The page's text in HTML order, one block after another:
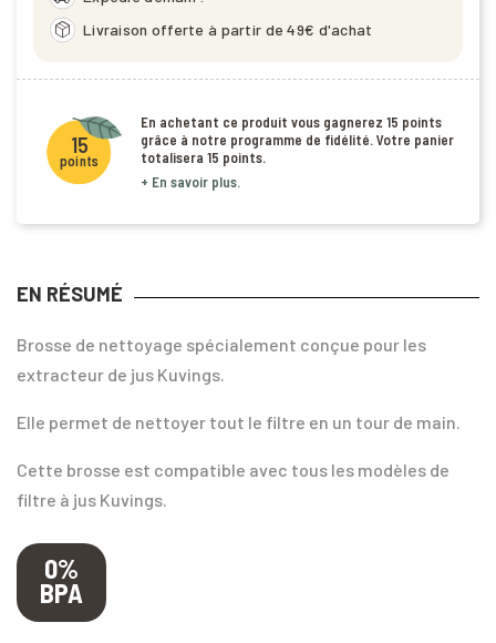
package_2 Livraison offerte à partir de 49€ d'achat
15
points
En achetant ce produit vous gagnerez 15 points
grâce à notre programme de fidélité. Votre panier
totalisera 15 points.
+ En savoir plus.
EN RÉSUMÉ
Brosse de nettoyage spécialement conçue pour les
extracteur de jus Kuvings.
Elle permet de nettoyer tout le filtre en un tour de main.
Cette brosse est compatible avec tous les modèles de
filtre à jus Kuvings.
0%
BPA